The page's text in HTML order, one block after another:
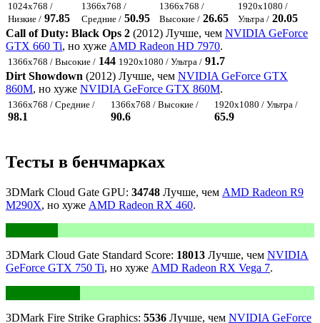
1024x768 /
Низкие / 97.85
1366x768 /
Средние / 50.95
1366x768 /
Высокие / 26.65
1920x1080 /
Ультра / 20.05
Call of Duty: Black Ops 2 (2012) Лучше, чем NVIDIA GeForce
GTX 660 Ti, но хуже AMD Radeon HD 7970.
1366x768 / Высокие / 144 1920x1080 / Ультра / 91.7
Dirt Showdown (2012) Лучше, чем NVIDIA GeForce GTX
860M, но хуже NVIDIA GeForce GTX 860M.
1366x768 / Средние /
98.1
1366x768 / Высокие /
90.6
1920x1080 / Ультра /
65.9
Тесты в бенчмарках
3DMark Cloud Gate GPU: 34748 Лучше, чем AMD Radeon R9
M290X, но хуже AMD Radeon RX 460.
3DMark Cloud Gate Standard Score: 18013 Лучше, чем NVIDIA
GeForce GTX 750 Ti, но хуже AMD Radeon RX Vega 7.
3DMark Fire Strike Graphics: 5536 Лучше, чем NVIDIA GeForce